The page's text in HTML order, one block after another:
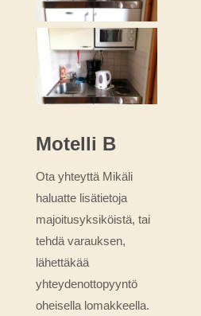
Motelli B
Ota yhteyttä Mikäli
haluatte lisätietoja
majoitusyksiköistä, tai
tehdä varauksen,
lähettäkää
yhteydenottopyyntö
oheisella lomakkeella.